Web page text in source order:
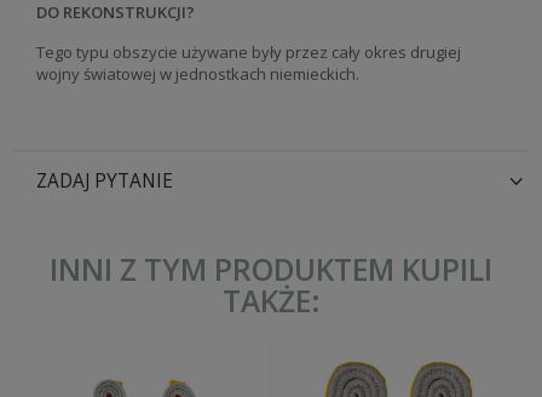
DO REKONSTRUKCJI?
Tego typu obszycie używane były przez cały okres drugiej
wojny światowej w jednostkach niemieckich.
ZADAJ PYTANIE
INNI Z TYM PRODUKTEM KUPILI
TAKŻE: